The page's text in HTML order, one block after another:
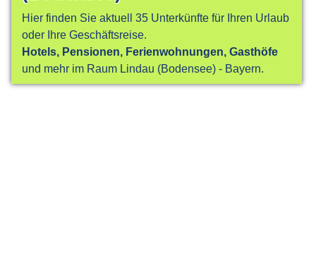
Hier finden Sie aktuell 35 Unterkünfte für Ihren Urlaub
oder Ihre Geschäftsreise.
Hotels, Pensionen, Ferienwohnungen, Gasthöfe
und mehr im Raum Lindau (Bodensee) - Bayern.